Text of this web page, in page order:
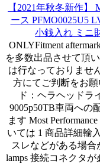
【2021年秋冬新作
ース PFMO0025U5
小銭入れ ミニ
ONLYFitment
を多数出品させて頂
は行なっておりませ
方にてご判断をお
ド：ヘラヘッドラ
9005p50TB車両への
ます Most
いては 1 商品詳細輸
スレなどがある場合
lamps 接続コネクタ